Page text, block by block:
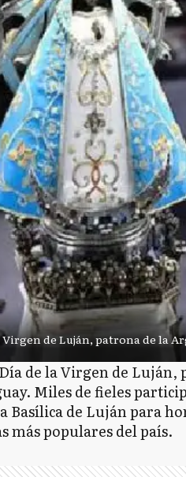
Virgen de Luján, patrona de la
de la Virgen de Luján,
Miles de fieles
Basílica de Luján para
más populares del país.